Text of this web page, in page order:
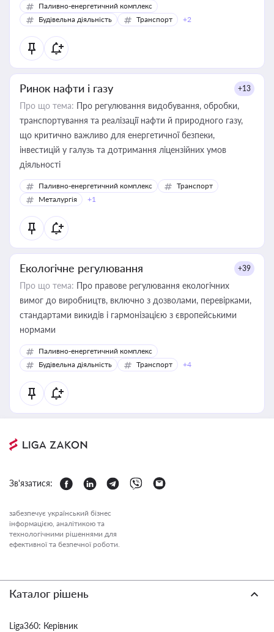
Паливно-енергетичний комплекс
Будівельна діяльність
Транспорт +2
Ринок нафти і газу +13
Про що тема: Про регулювання видобування, обробки,
транспортування та реалізації нафти й природного газу,
що критично важливо для енергетичної безпеки,
інвестицій у галузь та дотримання ліцензійних умов
діяльності
Паливно-енергетичний комплекс
Транспорт
Металургія
+1
Екологічне регулювання +39
Про що тема: Про правове регулювання екологічних
вимог до виробництв, включно з дозволами, перевірками,
стандартами викидів і гармонізацією з європейськими
нормами
Паливно-енергетичний комплекс
Будівельна діяльність
Транспорт +4
Зв'язатися:
забезпечує український бізнес
інформацією, аналітикою та
технологічними рішеннями для
ефективної та безпечної роботи.
Каталог рішень
Liga360: Керівник